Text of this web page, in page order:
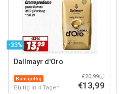
-33%
Dallmayr d'Oro
Bald gültig
Gültig in 4 Tagen
€20,99
€13,99